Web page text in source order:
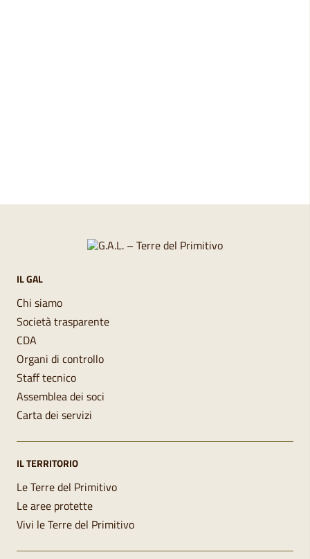
IL GAL
Chi siamo
Società trasparente
CDA
Organi di controllo
Staff tecnico
Assemblea dei soci
Carta dei servizi
IL TERRITORIO
Le Terre del Primitivo
Le aree protette
Vivi le Terre del Primitivo